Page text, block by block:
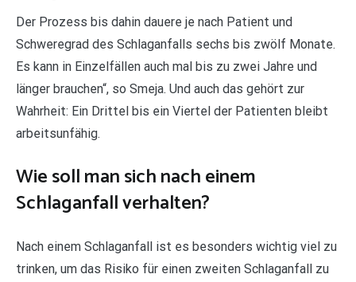
Der Prozess bis dahin dauere je nach Patient und
Schweregrad des Schlaganfalls sechs bis zwölf Monate.
Es kann in Einzelfällen auch mal bis zu zwei Jahre und
länger brauchen“, so Smeja. Und auch das gehört zur
Wahrheit: Ein Drittel bis ein Viertel der Patienten bleibt
arbeitsunfähig.
Wie soll man sich nach einem
Schlaganfall verhalten?
Nach einem Schlaganfall ist es besonders wichtig viel zu
trinken, um das Risiko für einen zweiten Schlaganfall zu